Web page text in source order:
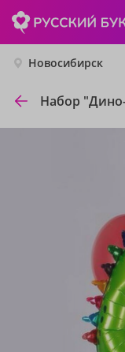
Новосибирск
Набор